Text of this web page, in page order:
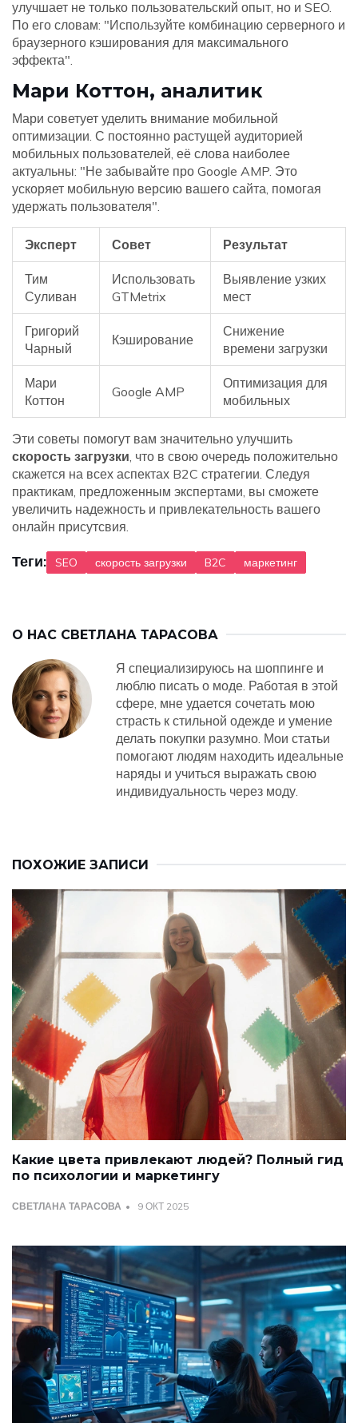
улучшает не только пользовательский опыт, но и SEO.
По его словам: "Используйте комбинацию серверного и
браузерного кэширования для максимального
эффекта".
Мари Коттон, аналитик
Мари советует уделить внимание мобильной
оптимизации. С постоянно растущей аудиторией
мобильных пользователей, её слова наиболее
актуальны: "Не забывайте про Google AMP. Это
ускоряет мобильную версию вашего сайта, помогая
удержать пользователя".
Эксперт Совет Результат
Тим
Суливан
Использовать
GTMetrix
Выявление узких
мест
Григорий
Чарный
Кэширование
Снижение
времени загрузки
Мари
Коттон
Google AMP
Оптимизация для
мобильных
Эти советы помогут вам значительно улучшить
скорость загрузки, что в свою очередь положительно
скажется на всех аспектах B2C стратегии. Следуя
практикам, предложенным экспертами, вы сможете
увеличить надежность и привлекательность вашего
онлайн присутсвия.
Теги: SEO скорость загрузки B2C маркетинг
О НАС СВЕТЛАНА ТАРАСОВА
Я специализируюсь на шоппинге и
люблю писать о моде. Работая в этой
сфере, мне удается сочетать мою
страсть к стильной одежде и умение
делать покупки разумно. Мои статьи
помогают людям находить идеальные
наряды и учиться выражать свою
индивидуальность через моду.
ПОХОЖИЕ ЗАПИСИ
Какие цвета привлекают людей? Полный гид
по психологии и маркетингу
СВЕТЛАНА ТАРАСОВА 9 ОКТ 2025